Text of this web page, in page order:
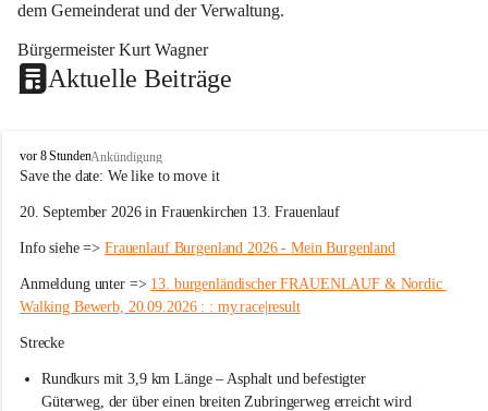
dem Gemeinderat und der Verwaltung.
Bürgermeister Kurt Wagner
Aktuelle Beiträge
W
ö
t
r
b
e
r
g
vor 8 StundenAnkündigung
Save the date: We like to move it
20. September 2026 in Frauenkirchen 13. Frauenlauf
Info siehe => Frauenlauf Burgenland 2026 - Mein Burgenland
Anmeldung unter => 13. burgenländischer FRAUENLAUF & Nordic
Walking Bewerb, 20.09.2026 : : my.race|result
Strecke
Rundkurs mit 3,9 km Länge – Asphalt und befestigter
Güterweg, der über einen breiten Zubringerweg erreicht wird